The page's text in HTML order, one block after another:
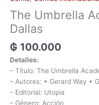
The Umbrella
Dallas
₲ 100.000
Detalles:
– Título: The Umbrella
– Autores: • Gerard Way •
– Editorial: Utopia
– Género: Acción